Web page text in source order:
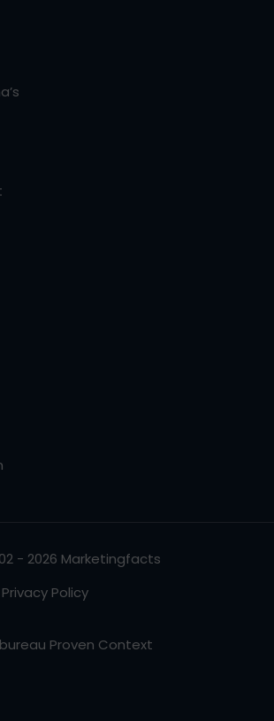
- 2026 Marketingfacts
Privacy Policy
Proven Context